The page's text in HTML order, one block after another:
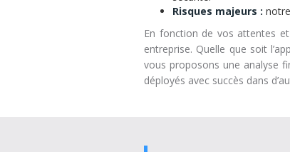
Risques majeurs :
En fonction de vos attentes
entreprise. Quelle que soit
vous proposons une analyse
déployés avec succès dans